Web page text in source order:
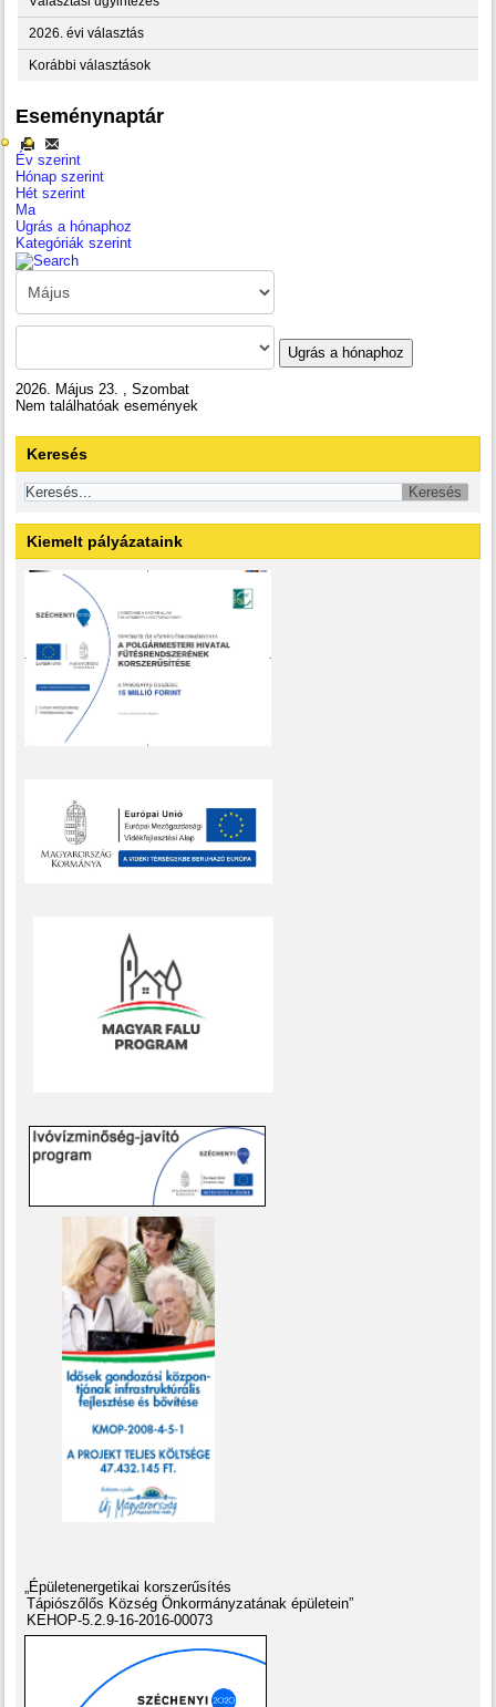
2026. évi választás
Korábbi választások
Eseménynaptár
Év szerint
Hónap szerint
Hét szerint
Ma
Ugrás a hónaphoz
Kategóriák szerint
Ugrás a hónaphoz
2026. Május 23. , Szombat
Nem találhatóak események
Keresés
Kiemelt pályázataink
„Épületenergetikai korszerűsítés
Tápiószőlős Község Önkormányzatának épületein”
KEHOP-5.2.9-16-2016-00073